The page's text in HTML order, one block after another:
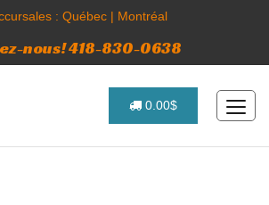
: Québec| Montréal
nous! 418-830-0638
0.00$